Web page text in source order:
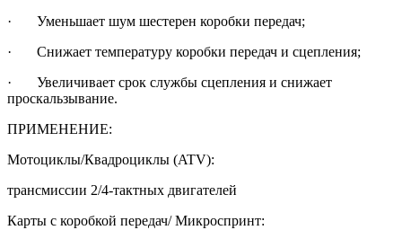
· Уменьшает шум шестерен коробки передач;
· Снижает температуру коробки передач и сцепления;
· Увеличивает срок службы сцепления и снижает
проскальзывание.
ПРИМЕНЕНИЕ:
Мотоциклы/Квадроциклы (ATV):
трансмиссии 2/4-тактных двигателей
Карты с коробкой передач/ Микроспринт: